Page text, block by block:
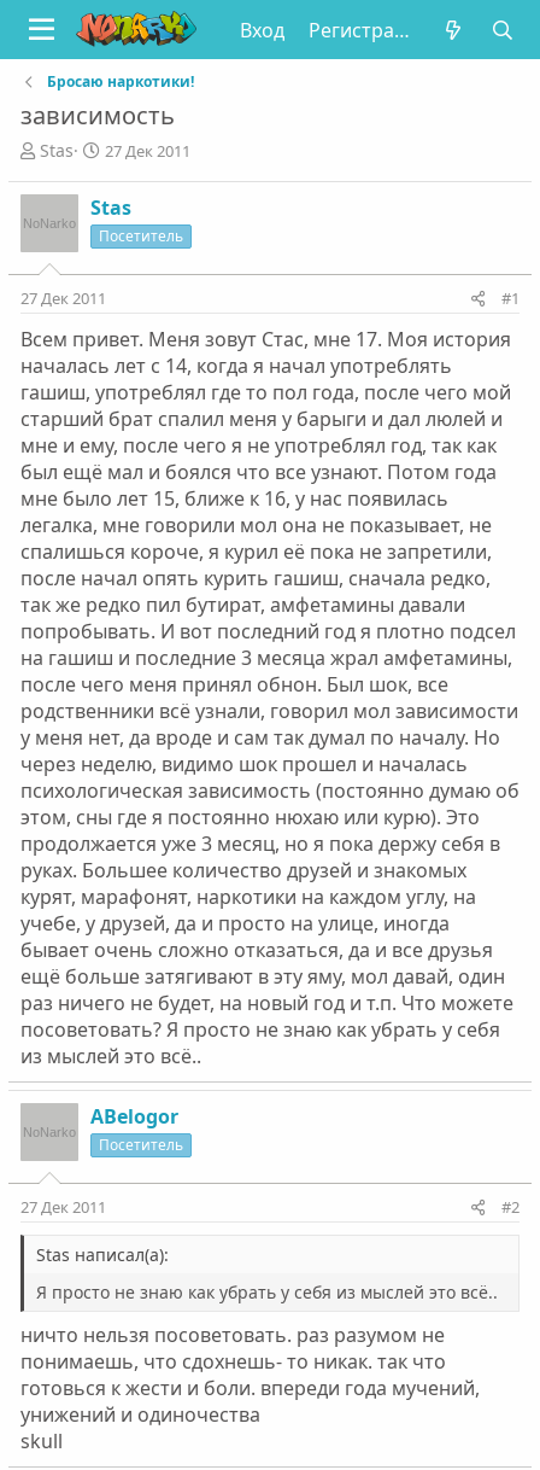
Вход Регистрация
Бросаю наркотики!
зависимость
А
т
о
т
м
ы
Stas
Д
а
н
а
л
27 Дек 2011
Stas
Посетитель
27 Дек 2011 #1
Всем привет. Меня зовут Стас, мне 17. Моя история
началась лет с 14, когда я начал употреблять
гашиш, употреблял где то пол года, после чего мой
старший брат спалил меня у барыги и дал люлей и
мне и ему, после чего я не употреблял год, так как
был ещё мал и боялся что все узнают. Потом года
мне было лет 15, ближе к 16, у нас появилась
легалка, мне говорили мол она не показывает, не
спалишься короче, я курил её пока не запретили,
после начал опять курить гашиш, сначала редко,
так же редко пил бутират, амфетамины давали
попробывать. И вот последний год я плотно подсел
на гашиш и последние 3 месяца жрал амфетамины,
после чего меня принял обнон. Был шок, все
родственники всё узнали, говорил мол зависимости
у меня нет, да вроде и сам так думал по началу. Но
через неделю, видимо шок прошел и началась
психологическая зависимость (постоянно думаю об
этом, сны где я постоянно нюхаю или курю). Это
продолжается уже 3 месяц, но я пока держу себя в
руках. Большее количество друзей и знакомых
курят, марафонят, наркотики на каждом углу, на
учебе, у друзей, да и просто на улице, иногда
бывает очень сложно отказаться, да и все друзья
ещё больше затягивают в эту яму, мол давай, один
раз ничего не будет, на новый год и т.п. Что можете
посоветовать? Я просто не знаю как убрать у себя
из мыслей это всё..
ABelogor
Посетитель
27 Дек 2011 #2
Stas написал(а):
Я просто не знаю как убрать у себя из мыслей это всё..
ничто нельзя посоветовать. раз разумом не
понимаешь, что сдохнешь- то никак. так что
готовься к жести и боли. впереди года мучений,
унижений и одиночества
skull